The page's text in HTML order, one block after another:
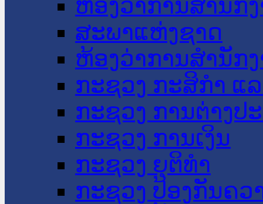
ຫ້ອງວ່າການສໍານັກ
ສະພາແຫ່ງຊາດ
ຫ້ອງວ່າການສຳນັກ
ກະຊວງ ກະສິກຳ ແ
ກະຊວງ ການຕ່າງປ
ກະຊວງ ການເງິນ
ກະຊວງ ຍຸຕິທໍາ
ກະຊວງ ປ້ອງກັນຄວ